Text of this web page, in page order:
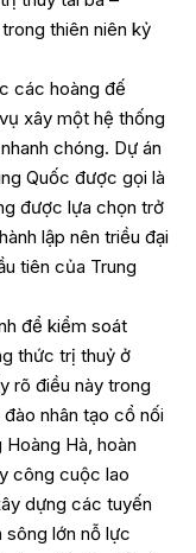
thiên niên kỷ
các hoàng đế
xây một hệ thống
chóng. Dự án
Quốc được gọi là
được lựa chọn trở
lập nên triều đại
tiên của Trung
để kiểm soát
thức trị thuỷ ở
rõ điều này trong
nhân tạo cổ nối
Hà, hoàn
công cuộc lao
dựng các tuyến
lớn nỗ lực